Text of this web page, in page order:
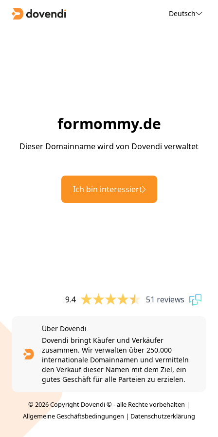
Deutsch
formommy.de
Dieser Domainname wird von Dovendi verwaltet
Ich bin interessiert
9.4 51 reviews
Über Dovendi
Dovendi bringt Käufer und Verkäufer
zusammen. Wir verwalten über 250.000
internationale Domainnamen und vermitteln
den Verkauf dieser Namen mit dem Ziel, ein
gutes Geschäft für alle Parteien zu erzielen.
© 2026 Copyright Dovendi © - alle Rechte vorbehalten |
Allgemeine Geschäftsbedingungen | Datenschutzerklärung